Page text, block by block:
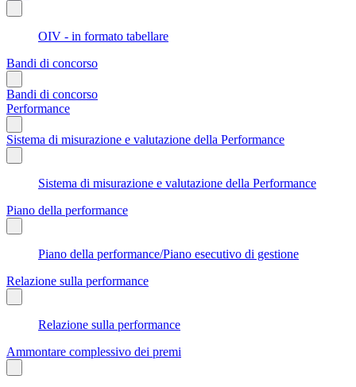
OIV - in formato tabellare
Bandi di concorso
Bandi di concorso
Performance
Sistema di misurazione e valutazione della Performance
Sistema di misurazione e valutazione della Performance
Piano della performance
Piano della performance/Piano esecutivo di gestione
Relazione sulla performance
Relazione sulla performance
Ammontare complessivo dei premi